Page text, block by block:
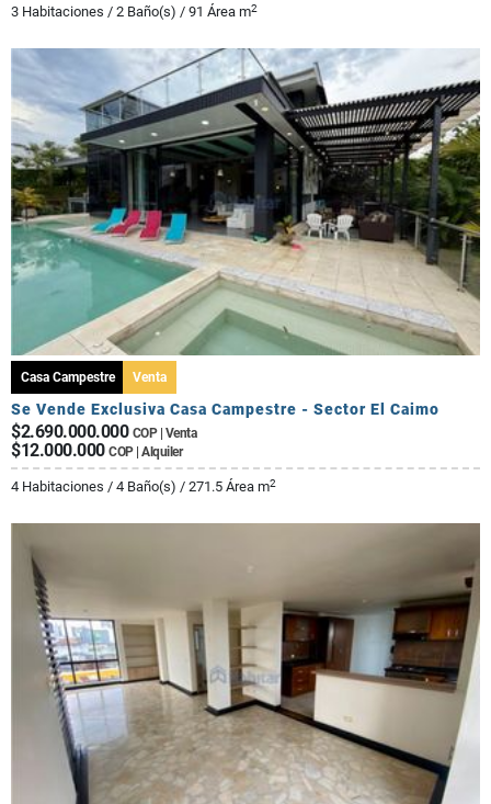
3 Habitaciones / 2 Baño(s) / 91 Área m2
Casa Campestre Venta
Se Vende Exclusiva Casa Campestre - Sector El Caimo
$2.690.000.000 COP | Venta
$12.000.000 COP | Alquiler
4 Habitaciones / 4 Baño(s) / 271.5 Área m2